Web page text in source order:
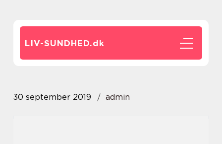
LIV-SUNDHED.dk
30 september 2019 admin